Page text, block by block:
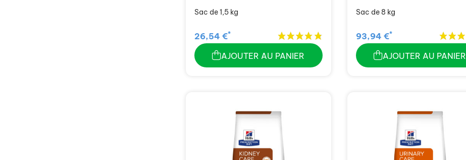
Sac de 1,5 kg
26,54 €*
AJOUTER AU PANIER
Sac de 8 kg
93,94 €*
AJOUTER AU PANIER